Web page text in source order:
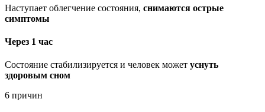
Наступает облегчение состояния, снимаются острые
симптомы
Через 1 час
Состояние стабилизируется и человек может уснуть
здоровым сном
6 причин